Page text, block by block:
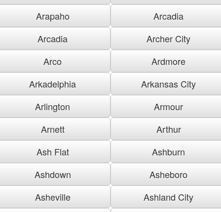
Arapaho
Arcadia
Arcadia
Archer City
Arco
Ardmore
Arkadelphia
Arkansas City
Arlington
Armour
Arnett
Arthur
Ash Flat
Ashburn
Ashdown
Asheboro
Asheville
Ashland City